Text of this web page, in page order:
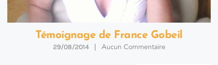
Témoignage de France Gobeil
29/08/2014 Aucun Commentaire